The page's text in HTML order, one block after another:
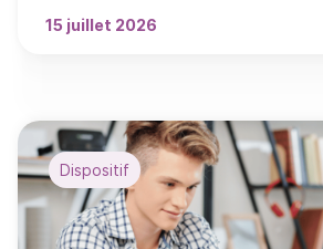
15 juillet 2026
Dispositif